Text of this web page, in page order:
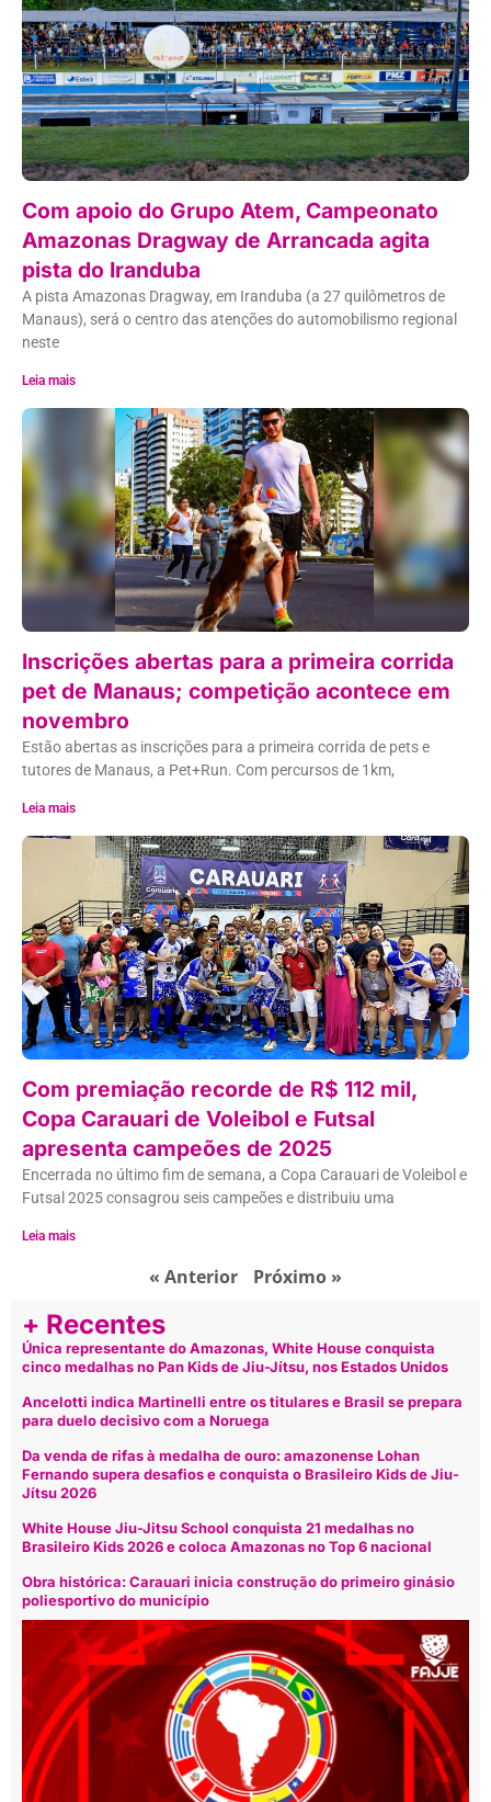
Com apoio do Grupo Atem, Campeonato
Amazonas Dragway de Arrancada agita
pista do Iranduba
A pista Amazonas Dragway, em Iranduba (a 27 quilômetros de
Manaus), será o centro das atenções do automobilismo regional
neste
Leia mais
Inscrições abertas para a primeira corrida
pet de Manaus; competição acontece em
novembro
Estão abertas as inscrições para a primeira corrida de pets e
tutores de Manaus, a Pet+Run. Com percursos de 1km,
Leia mais
Com premiação recorde de R$ 112 mil,
Copa Carauari de Voleibol e Futsal
apresenta campeões de 2025
Encerrada no último fim de semana, a Copa Carauari de Voleibol e
Futsal 2025 consagrou seis campeões e distribuiu uma
Leia mais
« Anterior Próximo »
+ Recentes
Única representante do Amazonas, White House conquista
cinco medalhas no Pan Kids de Jiu-Jítsu, nos Estados Unidos
Ancelotti indica Martinelli entre os titulares e Brasil se prepara
para duelo decisivo com a Noruega
Da venda de rifas à medalha de ouro: amazonense Lohan
Fernando supera desafios e conquista o Brasileiro Kids de Jiu-
Jítsu 2026
White House Jiu-Jitsu School conquista 21 medalhas no
Brasileiro Kids 2026 e coloca Amazonas no Top 6 nacional
Obra histórica: Carauari inicia construção do primeiro ginásio
poliesportivo do município